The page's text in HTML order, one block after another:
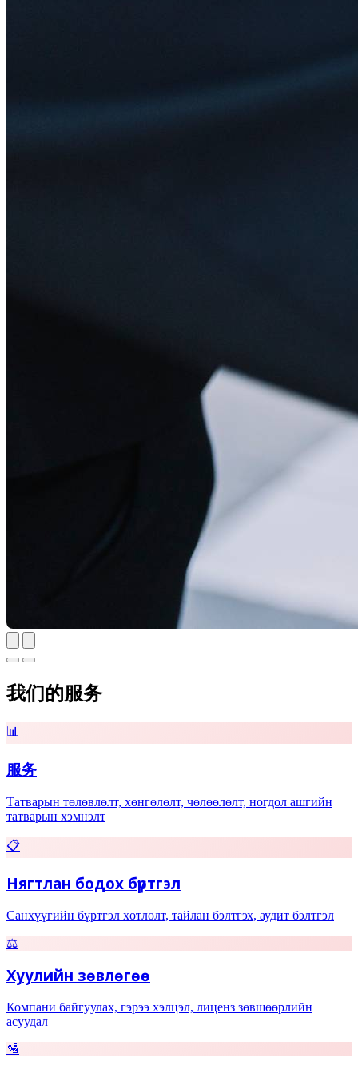
我们的服务
📊
服务
Татварын төлөвлөлт, хөнгөлөлт, чөлөөлөлт, ногдол ашгийн
татварын хэмнэлт
📋
Нягтлан бодох бүртгэл
Санхүүгийн бүртгэл хөтлөлт, тайлан бэлтгэх, аудит бэлтгэл
⚖️
Хуулийн зөвлөгөө
Компани байгуулах, гэрээ хэлцэл, лиценз зөвшөөрлийн
асуудал
🛂